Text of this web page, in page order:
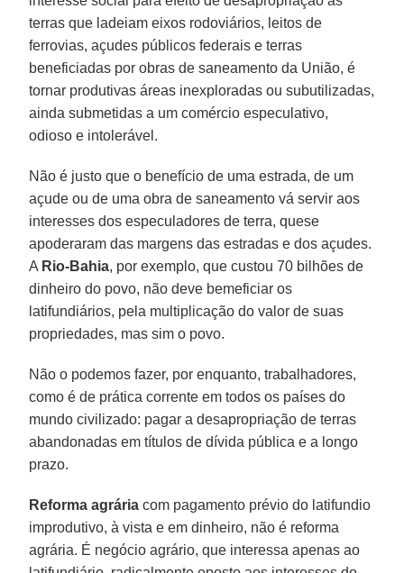
terras que ladeiam eixos rodoviários, leitos de
ferrovias, açudes públicos federais e terras
beneficiadas por obras de saneamento da União, é
tornar produtivas áreas inexploradas ou subutilizadas,
ainda submetidas a um comércio especulativo,
odioso e intolerável.
Não é justo que o benefício de uma estrada, de um
açude ou de uma obra de saneamento vá servir aos
interesses dos especuladores de terra, quese
apoderaram das margens das estradas e dos açudes.
A Rio-Bahia, por exemplo, que custou 70 bilhões de
dinheiro do povo, não deve bemeficiar os
latifundiários, pela multiplicação do valor de suas
propriedades, mas sim o povo.
Não o podemos fazer, por enquanto, trabalhadores,
como é de prática corrente em todos os países do
mundo civilizado: pagar a desapropriação de terras
abandonadas em títulos de dívida pública e a longo
prazo.
Reforma agrária com pagamento prévio do latifundio
improdutivo, à vista e em dinheiro, não é reforma
agrária. É negócio agrário, que interessa apenas ao